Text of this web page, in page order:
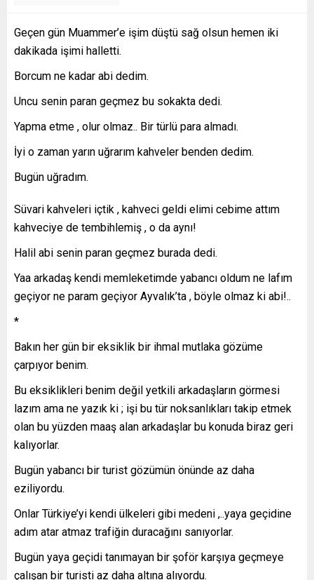
Geçen gün Muammer’e işim düştü sağ olsun hemen iki
dakikada işimi halletti.
Borcum ne kadar abi dedim.
Uncu senin paran geçmez bu sokakta dedi.
Yapma etme , olur olmaz.. Bir türlü para almadı.
İyi o zaman yarın uğrarım kahveler benden dedim.
Bugün uğradım.
Süvari kahveleri içtik , kahveci geldi elimi cebime attım
kahveciye de tembihlemiş , o da aynı!
Halil abi senin paran geçmez burada dedi.
Yaa arkadaş kendi memleketimde yabancı oldum ne lafım
geçiyor ne param geçiyor Ayvalık’ta , böyle olmaz ki abi!..
*
Bakın her gün bir eksiklik bir ihmal mutlaka gözüme
çarpıyor benim.
Bu eksiklikleri benim değil yetkili arkadaşların görmesi
lazım ama ne yazık ki ; işi bu tür noksanlıkları takip etmek
olan bu yüzden maaş alan arkadaşlar bu konuda biraz geri
kalıyorlar.
Bugün yabancı bir turist gözümün önünde az daha
eziliyordu.
Onlar Türkiye’yi kendi ülkeleri gibi medeni ,..yaya geçidine
adım atar atmaz trafiğin duracağını sanıyorlar.
Bugün yaya geçidi tanımayan bir şoför karşıya geçmeye
çalışan bir turisti az daha altına alıyordu.